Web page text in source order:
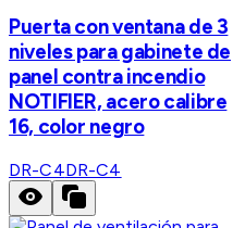
Puerta con ventana de 3
niveles para gabinete de
panel contra incendio
NOTIFIER, acero calibre
16, color negro
DR-C4DR-C4